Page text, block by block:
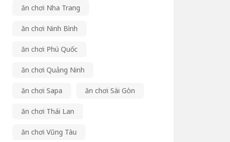
ăn chơi Nha Trang
ăn chơi Ninh Bình
ăn chơi Phú Quốc
ăn chơi Quảng Ninh
ăn chơi Sapa ăn chơi Sài Gòn
ăn chơi Thái Lan
ăn chơi Vũng Tàu